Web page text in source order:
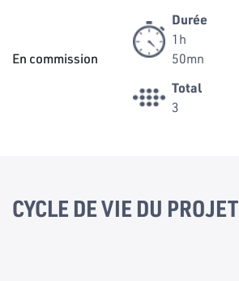
En commission
Durée
1h
50mn
Total
3
CYCLE DE VIE DU PROJET